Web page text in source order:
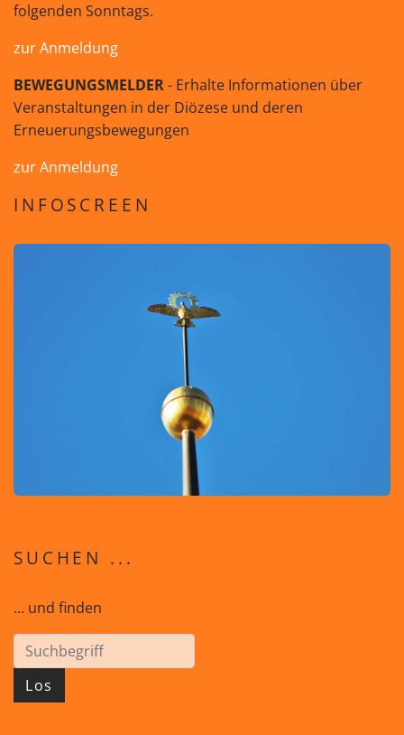
folgenden Sonntags.
zur Anmeldung
BEWEGUNGSMELDER- Erhalte Informationen über
Veranstaltungen in der Diözese und deren
Erneuerungsbewegungen
zur Anmeldung
INFOSCREEN
SUCHEN ...
... und finden
Los